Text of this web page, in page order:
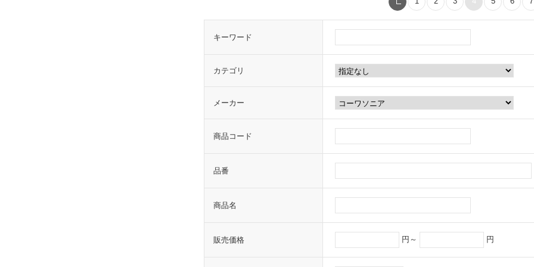
キーワード
カテゴリ
メーカー
商品コード
品番
商品名
販売価格 円～ 円